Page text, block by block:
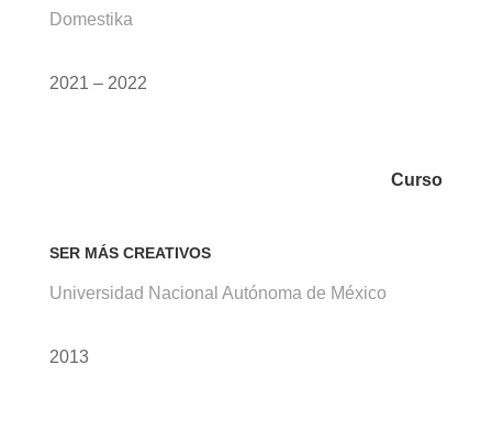
Domestika
2021 – 2022
Curso
SER MÁS CREATIVOS
Universidad Nacional Autónoma de México
2013